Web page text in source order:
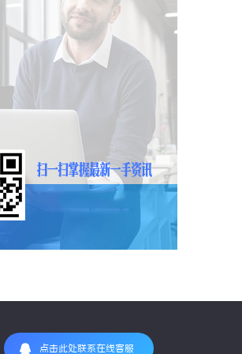
点击此处联系在线客服